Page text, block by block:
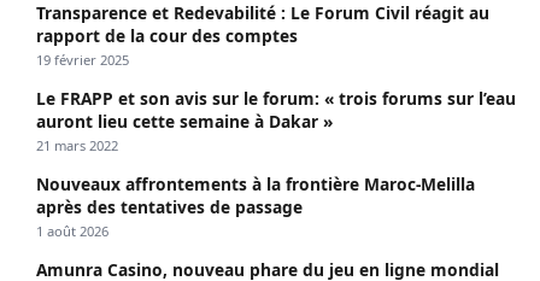
Transparence et Redevabilité : Le Forum Civil réagit au
rapport de la cour des comptes
19 février 2025
Le FRAPP et son avis sur le forum: « trois forums sur l’eau
auront lieu cette semaine à Dakar »
21 mars 2022
Nouveaux affrontements à la frontière Maroc-Melilla
après des tentatives de passage
1 août 2026
Amunra Casino, nouveau phare du jeu en ligne mondial